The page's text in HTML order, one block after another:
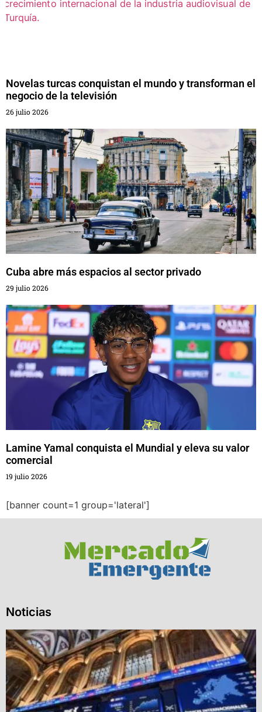
Novelas turcas conquistan el mundo y transforman el
negocio de la televisión
26 julio 2026
Cuba abre más espacios al sector privado
29 julio 2026
Lamine Yamal conquista el Mundial y eleva su valor
comercial
19 julio 2026
[banner count=1 group='lateral']
Noticias